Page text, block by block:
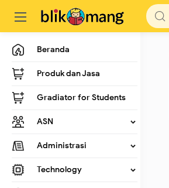
Beranda
Produk dan Jasa
Gradiator for Students
ASN
Administrasi
Technology